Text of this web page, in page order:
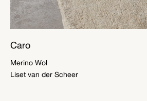
Caro
Merino Wol
Liset van der Scheer